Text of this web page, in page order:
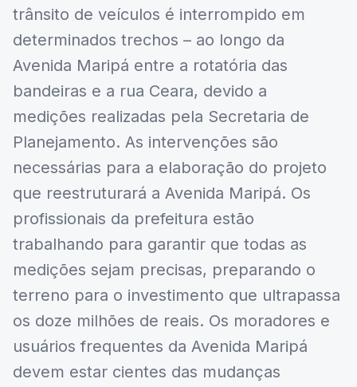
trânsito de veículos é interrompido em
determinados trechos – ao longo da
Avenida Maripá entre a rotatória das
bandeiras e a rua Ceara, devido a
medições realizadas pela Secretaria de
Planejamento. As intervenções são
necessárias para a elaboração do projeto
que reestruturará a Avenida Maripá. Os
profissionais da prefeitura estão
trabalhando para garantir que todas as
medições sejam precisas, preparando o
terreno para o investimento que ultrapassa
os doze milhões de reais. Os moradores e
usuários frequentes da Avenida Maripá
devem estar cientes das mudanças